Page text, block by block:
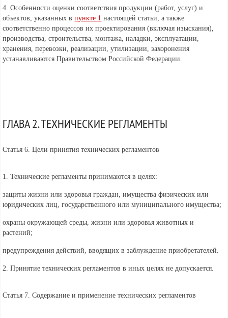
4. Особенности оценки соответствия продукции (работ, услуг) и
объектов, указанных впункте 1 настоящей статьи, а также
соответственно процессов их проектирования (включая изыскания),
производства, строительства, монтажа, наладки, эксплуатации,
хранения, перевозки, реализации, утилизации, захоронения
устанавливаютсяПравительством Российской Федерации.
ГЛАВА 2. ТЕХНИЧЕСКИЕ РЕГЛАМЕНТЫ
Статья 6. Цели принятия технических регламентов
1. Технические регламенты принимаются в целях:
защиты жизни или здоровья граждан, имущества физических или
юридических лиц, государственного или муниципального имущества;
охраны окружающей среды, жизни или здоровья животных и
растений;
предупреждения действий, вводящих в заблуждение приобретателей.
2. Принятие технических регламентов в иных целях не допускается.
Статья 7. Содержание и применение технических регламентов